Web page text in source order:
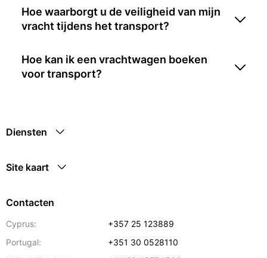
Hoe waarborgt u de veiligheid van mijn
vracht tijdens het transport?
Hoe kan ik een vrachtwagen boeken
voor transport?
Diensten
Site kaart
Contacten
Cyprus:
+357 25 123889
Portugal:
+351 30 0528110